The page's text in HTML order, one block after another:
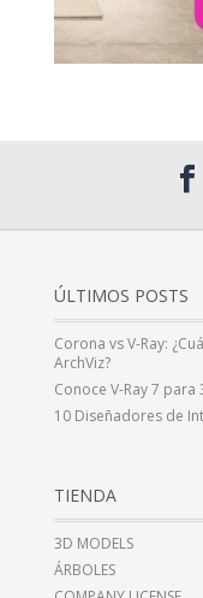
ÚLTIMOS POSTS
Corona vs V-Ray:
ArchViz?
Conoce V-Ray 7 para
10 Diseñadores de
TIENDA
3D MODELS
ÁRBOLES